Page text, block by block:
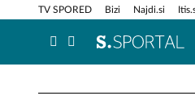
TV SPORED Bizi Najdi.si
Info in obvestila